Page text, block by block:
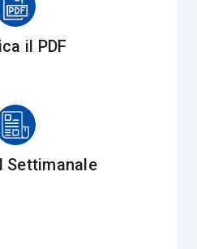
il condominio proponeva
e/o manifesta
il consigliere delegato
il PDF
Settimanale